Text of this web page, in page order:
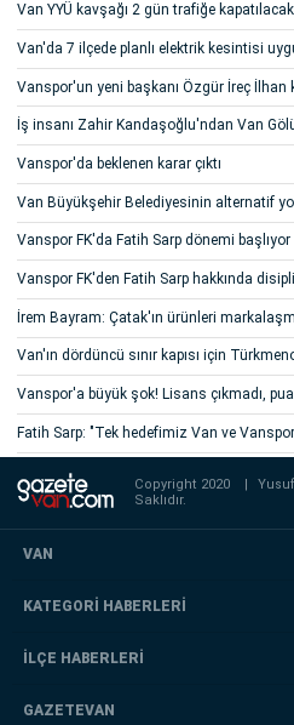
Van YYÜ kavşağı 2 gün trafiğe kapatılacak
Van'da 7 ilçede planlı elektrik kesintisi
Vanspor'un yeni başkanı Özgür İreç İlhan
İş insanı Zahir Kandaşoğlu'ndan Van
Vanspor'da beklenen karar çıktı
Van Büyükşehir Belediyesinin alternatif
Vanspor FK'da Fatih Sarp dönemi başlıyor
Vanspor FK'den Fatih Sarp hakkında
İrem Bayram: Çatak'ın ürünleri
Van'ın dördüncü sınır kapısı için
Vanspor'a büyük şok! Lisans çıkmadı,
Fatih Sarp: "Tek hedefimiz Van ve
Copyright 2020
Saklıdır.
VAN
KATEGORİ HABERLERİ
İLÇE HABERLERİ
GAZETEVAN